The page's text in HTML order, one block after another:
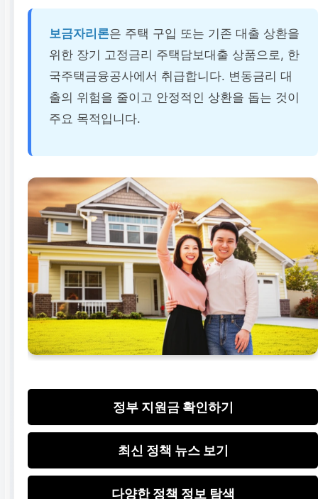
보금자리론은 주택 구입 또는 기존 대출 상환을
위한 장기 고정금리 주택담보대출 상품으로, 한
국주택금융공사에서 취급합니다. 변동금리 대
출의 위험을 줄이고 안정적인 상환을 돕는 것이
주요 목적입니다.
정부 지원금 확인하기
최신 정책 뉴스 보기
다양한 정책 정보 탐색